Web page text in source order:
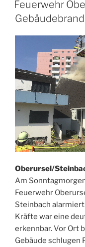
Feuerwehr
Oberursel/
Am
Feuerwehr
Steinbach
Kräfte war eine
erkennbar. Vor Ort
Gebäude schlugen